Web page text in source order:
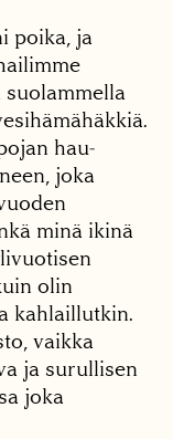
poika, ja
hau­
joka
minä iki­nä
olin
kahlaillutkin.
vaikka
ja surullisen
joka